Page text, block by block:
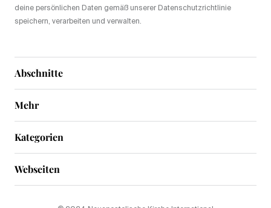
Abschnitte
Mehr
deine persönlichen Daten gemäß unserer Datenschutzrichtlinie
speichern, verarbeiten und verwalten.
Kategorien
Webseiten